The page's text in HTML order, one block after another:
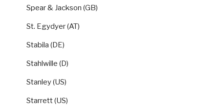
Spear & Jackson (GB)
St. Egydyer (AT)
Stabila (DE)
Stahlwille (D)
Stanley (US)
Starrett (US)